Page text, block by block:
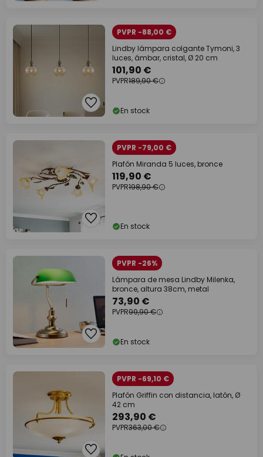
PVPR -88,00 €
Lindby lámpara colgante Tymoni, 3
luces, ámbar, cristal, Ø 20 cm
101,90 €
PVPR189,90 €
En stock
PVPR -79,00 €
Plafón Miranda 5 luces, bronce
119,90 €
PVPR198,90 €
En stock
PVPR -26%
Lámpara de mesa Lindby Milenka,
bronce, altura 38cm, metal
73,90 €
PVPR99,90 €
En stock
PVPR -69,10 €
Plafón Griffin con distancia, latón, Ø
42 cm
293,90 €
PVPR363,00 €